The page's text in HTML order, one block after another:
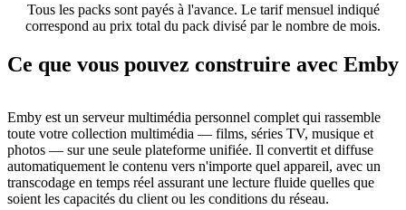
Tous les packs sont payés à l'avance. Le tarif mensuel indiqué
correspond au prix total du pack divisé par le nombre de mois.
Ce que vous pouvez construire avec Emby
Emby est un serveur multimédia personnel complet qui rassemble
toute votre collection multimédia — films, séries TV, musique et
photos — sur une seule plateforme unifiée. Il convertit et diffuse
automatiquement le contenu vers n'importe quel appareil, avec un
transcodage en temps réel assurant une lecture fluide quelles que
soient les capacités du client ou les conditions du réseau.